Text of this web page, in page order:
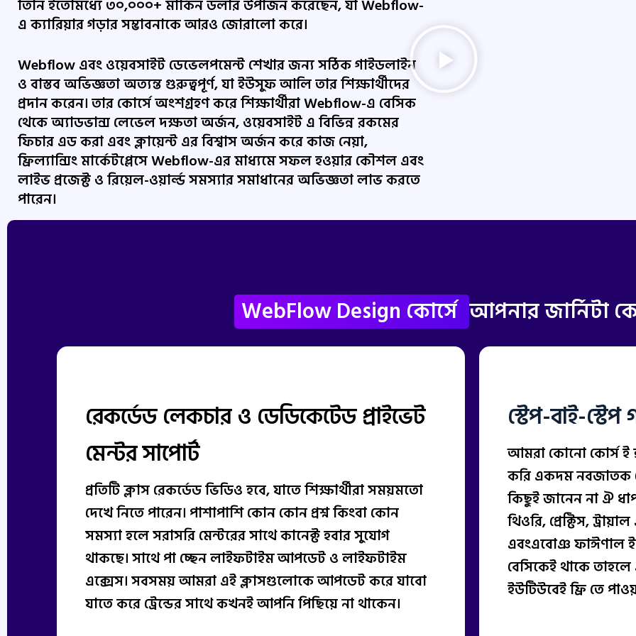
তিনি ইতোমধ্যে ৩০,০০০+ মার্কিন ডলার উপার্জন করেছেন, যা Webflow-
এ ক্যারিয়ার গড়ার সম্ভাবনাকে আরও জোরালো করে।
Webflow এবং ওয়েবসাইট ডেভেলপমেন্ট শেখার জন্য সঠিক গাইডলাইন
ও বাস্তব অভিজ্ঞতা অত্যন্ত গুরুত্বপূর্ণ, যা ইউসুফ আলি তার শিক্ষার্থীদের
প্রদান করেন। তার কোর্সে অংশগ্রহণ করে শিক্ষার্থীরা Webflow-এ বেসিক
থেকে অ্যাডভান্স লেভেল দক্ষতা অর্জন, ওয়েবসাইট এ বিভিন্ন রকমের
ফিচার এড করা এবং ক্লায়েন্ট এর বিশ্বাস অর্জন করে কাজ নেয়া,
ফ্রিল্যান্সিং মার্কেটপ্লেসে Webflow-এর মাধ্যমে সফল হওয়ার কৌশল এবং
লাইভ প্রজেক্ট ও রিয়েল-ওয়ার্ল্ড সমস্যার সমাধানের অভিজ্ঞতা লাভ করতে
পারেন।
WebFlow Design কোর্সে আপনার জার্নিটা
রেকর্ডেড লেকচার ও ডেডিকেটেড প্রাইভেট
মেন্টর সাপোর্ট
প্রতিটি ক্লাস রেকর্ডেড ভিডিও হবে, যাতে শিক্ষার্থীরা সময়মতো
দেখে নিতে পারেন। পাশাপাশি কোন কোন প্রশ্ন কিংবা কোন
সমস্যা হলে সরাসরি মেন্টরের সাথে কানেক্ট হবার সুযোগ
থাকছে। সাথে পা চ্ছেন লাইফটাইম আপডেট ও লাইফটাইম
এক্সেস। সবসময় আমরা এই ক্লাসগুলোকে আপডেট করে যাবো
যাতে করে ট্রেন্ডের সাথে কখনই আপনি পিছিয়ে না থাকেন।
স্টেপ-বাই-স্টেপ
আমরা কোনো কোর্স ই
করি একদম নবজাতক
কিছুই জানেন না ঐ
থিওরি, প্রেক্টিস,
এবংএবোঞ ফাঈণাল
বেসিকেই থাকে
ইউটিউবেই ফ্রি তে